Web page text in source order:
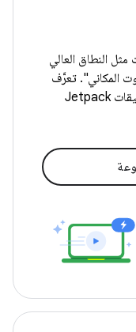
النطاق العالي
المكاني". تعرَّف
على النظام الأساسي وواجهات برمجة تطبيقات Jetpack